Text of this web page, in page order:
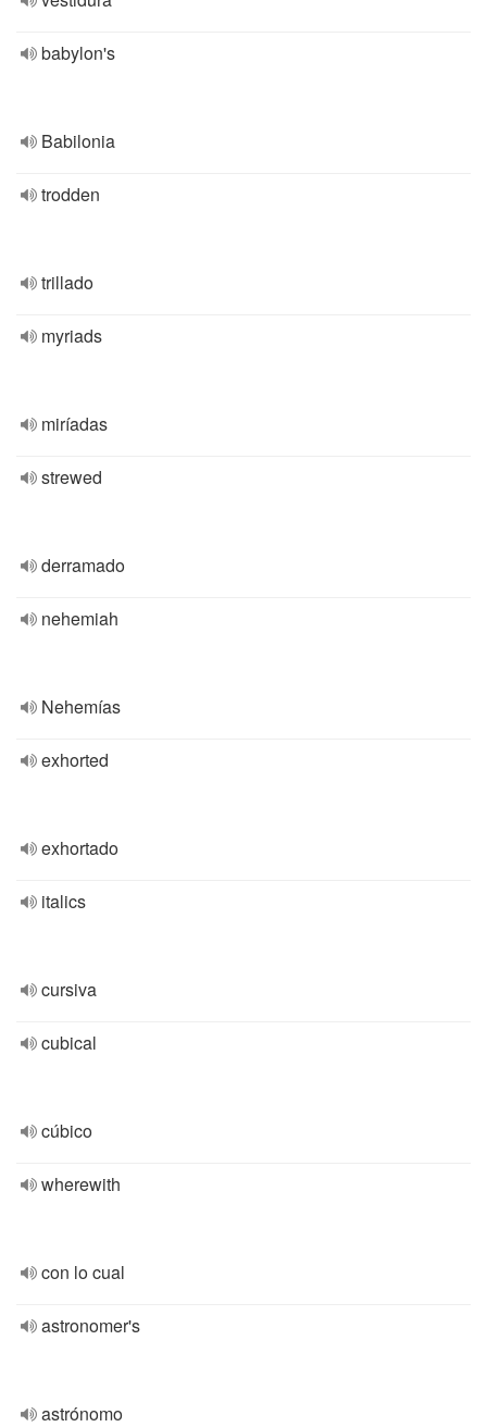
babylon's
Babilonia
trodden
trillado
myriads
miríadas
strewed
derramado
nehemiah
Nehemías
exhorted
exhortado
italics
cursiva
cubical
cúbico
wherewith
con lo cual
astronomer's
astrónomo